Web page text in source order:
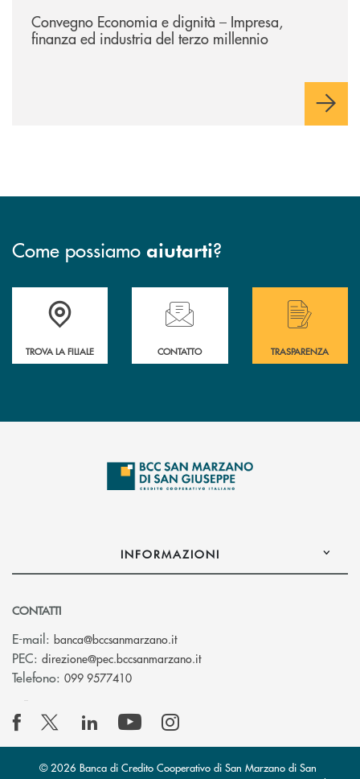
Convegno Economia e dignità – Impresa,
finanza ed industria del terzo millennio
Come possiamo aiutarti?
Accedi all' elenco completo delle filiali di Bcc San Marzano.
TROVA LA FILIALE
Hai bisogno di assistenza immediata?
CONTATTO
Hai bisogno di
TRASPARENZA
INFORMAZIONI
CONTATTI
E-mail: banca@bccsanmarzano.it(si apre l’app di posta
PEC: direzione@pec.bccsanmarzano.it(si apre l’app di posta
Telefono: 099 9577410
© 2026 Banca di Credito Cooperativo di San Marzano di San